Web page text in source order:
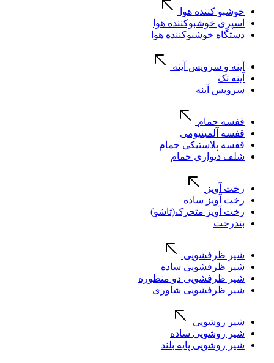
خوشبو کننده هوا
اسپری خوشبوکننده هوا
دستگاه خوشبوکننده هوا
آینه و سرویس آینه
آینه تک
سرویس آینه
قفسه حمام
قفسه آلمینیومی
قفسه پلاستیکی حمام
شلف دیواری حمام
رخت آویز
رخت آویز ساده
رخت آویز متحرک(تاشو)
بندرخت
شیر ظرفشویی
شیر ظرفشویی ساده
شیر ظرفشویی دو منظوره
شیر ظرفشویی شاوری
شیر روشویی
شیر روشویی ساده
شیر روشویی پایه بلند